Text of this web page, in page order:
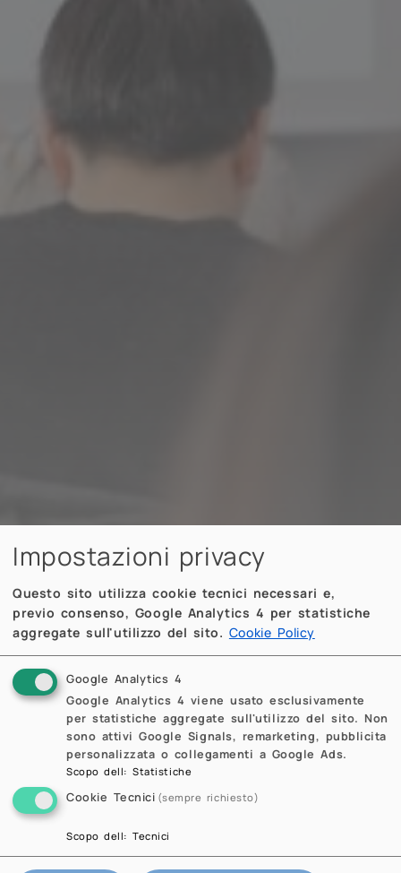
Impostazioni privacy
Questo sito utilizza cookie tecnici necessari e,
previo consenso, Google Analytics 4 per statistiche
aggregate sull'utilizzo del sito. Cookie Policy
Google Analytics 4
Google Analytics 4 viene usato esclusivamente
per statistiche aggregate sull'utilizzo del sito. Non
sono attivi Google Signals, remarketing, pubblicita
personalizzata o collegamenti a Google Ads.
Scopo dell:Statistiche
Cookie Tecnici (sempre richiesto)
Scopo dell:Tecnici